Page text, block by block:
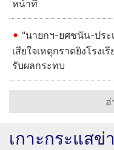
หน้าที่
"นายกฯ-ยศชนัน-ปร
เสียใจเหตุกราดยิงโรง
รับผลกระทบ
เกาะกระแสข่